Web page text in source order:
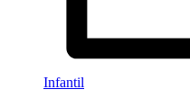
Infantil